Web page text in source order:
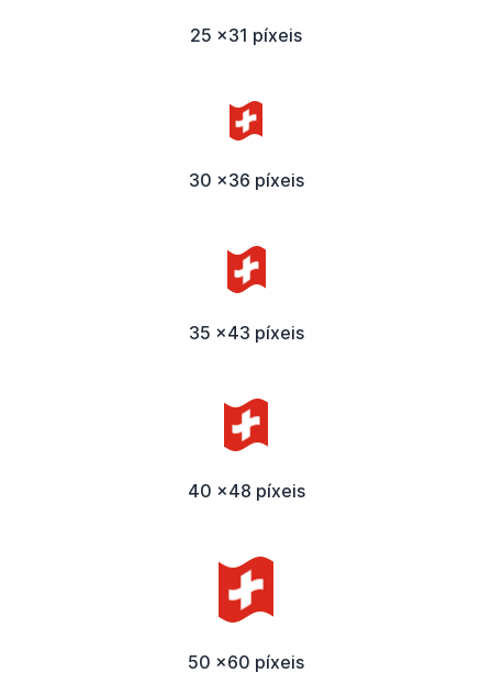
25 x31 píxeis
30 x36 píxeis
35 x43 píxeis
40 x48 píxeis
50 x60 píxeis